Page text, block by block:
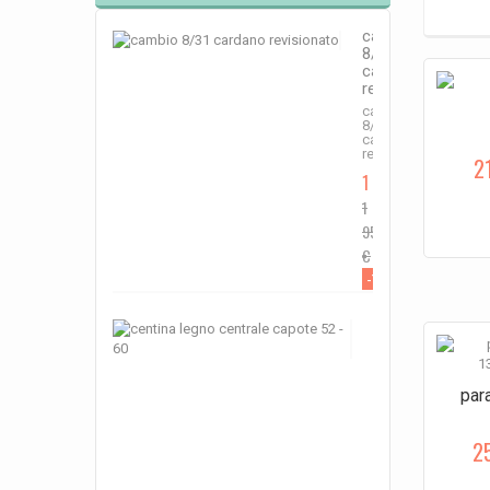
cambio
8/31
cardano
revisionato
cambio
8/31
cardano
revisionato
1 759,50 €
1
955,00
€
-10%
centina